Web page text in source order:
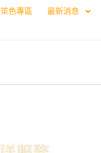
茶色專區 最新消息